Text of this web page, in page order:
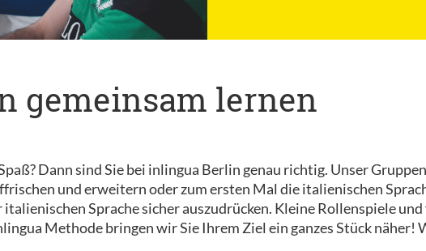
gemeinsam lernen
Dann sind Sie bei inlingua Berlin genau richtig. Unser
und erweitern oder zum ersten Mal die italienischen
Sprache sicher auszudrücken. Kleine Rollenspiele
Methode bringen wir Sie Ihrem Ziel ein ganzes Stück näher!